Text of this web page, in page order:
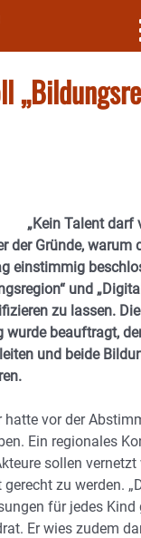
„Kein Talent darf
der Gründe, warum
einstimmig
und
zu lassen. Die
wurde beauftragt,
und beide
hatte vor der
Ein regionales
sollen vernetzt
zu werden.
für jedes Kind
Er wies zudem